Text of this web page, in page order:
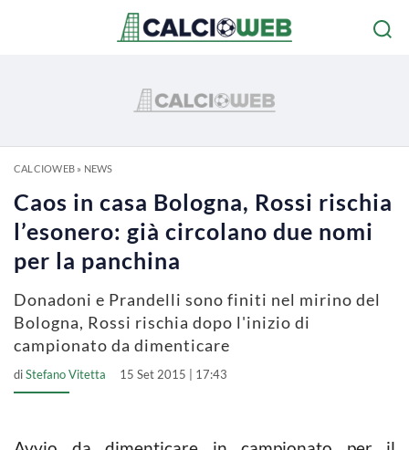
CALCIOWEB» NEWS
Caos in casa Bologna, Rossi rischia
l’esonero: già circolano due nomi
per la panchina
Donadoni e Prandelli sono finiti nel mirino del
Bologna, Rossi rischia dopo l'inizio di
campionato da dimenticare
diStefano Vitetta 15 Set 2015 | 17:43